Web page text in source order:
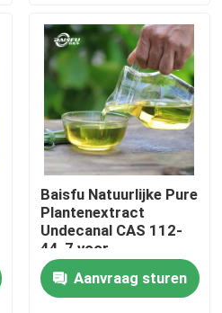
Baisfu Natuurlijke Pure
Plantenextract
Undecanal CAS 112-
44-7 voor
voedingsmiddelen
aromatiserende
grondstoffen en
Aanvraag sturen